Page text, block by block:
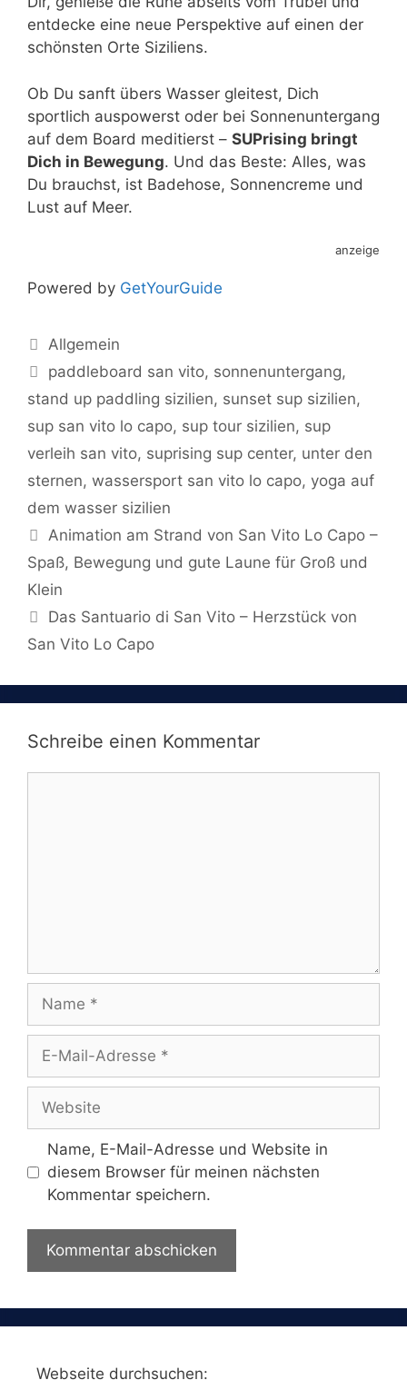
entdecke eine neue Perspektive auf einen der
schönsten Orte Siziliens.
Ob Du sanft übers Wasser gleitest, Dich
sportlich auspowerst oder bei Sonnenuntergang
auf dem Board meditierst – SUPrising bringt
Dich in Bewegung. Und das Beste: Alles, was
Du brauchst, ist Badehose, Sonnencreme und
Lust auf Meer.
anzeige
Powered by GetYourGuide
Kategorien
Allgemein
Schlagwörter
paddleboard san vito, sonnenuntergang,
stand up paddling sizilien, sunset sup sizilien,
sup san vito lo capo, sup tour sizilien, sup
verleih san vito, suprising sup center, unter den
sternen, wassersport san vito lo capo, yoga auf
dem wasser sizilien
Animation am Strand von San Vito Lo Capo –
Spaß, Bewegung und gute Laune für Groß und
Klein
Das Santuario di San Vito – Herzstück von
San Vito Lo Capo
Schreibe einen Kommentar
Mail-
Adresse
Name, E-Mail-Adresse und Website in
diesem Browser für meinen nächsten
Kommentar speichern.
Webseite durchsuchen: